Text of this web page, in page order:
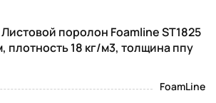
поролон Foamline ST1825
плотность 18 кг/м3, толщина ппу
FoamLine